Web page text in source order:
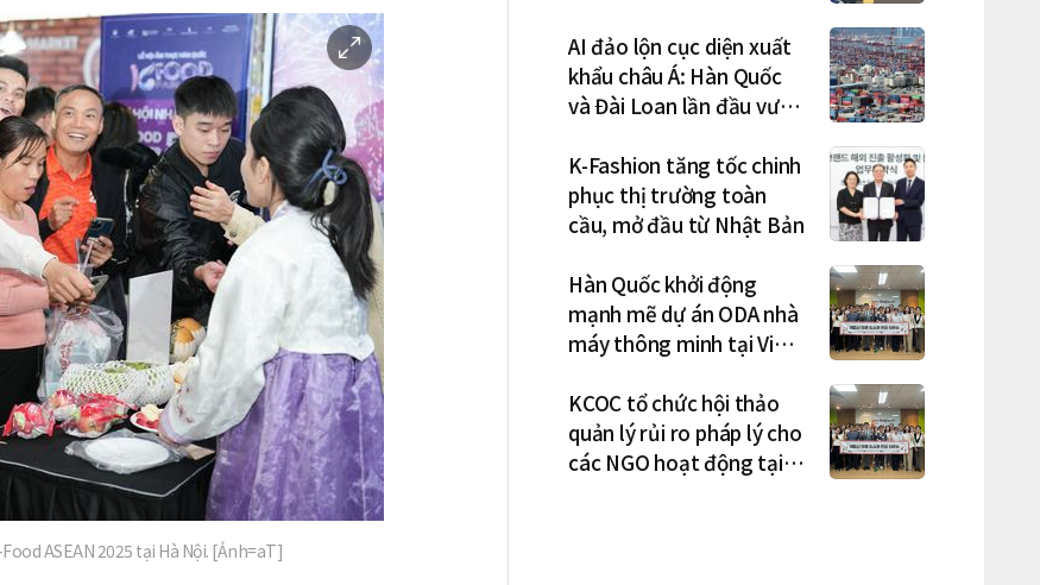
이
미
지
확
대
ASEAN 2025 tại Hà Nội. [Ảnh=aT]
việc làm – định cư"
AI đảo lộn cục diện xuất
khẩu châu Á: Hàn Quốc
và Đài Loan lần đầu vượt
K-Fashion tăng tốc chinh
phục thị trường toàn
cầu, mở đầu từ Nhật Bản
Hàn Quốc khởi động
mạnh mẽ dự án ODA nhà
máy thông minh tại Việt
phối ở Hà Nội
KCOC tổ chức hội thảo
quản lý rủi ro pháp lý cho
các NGO hoạt động tại